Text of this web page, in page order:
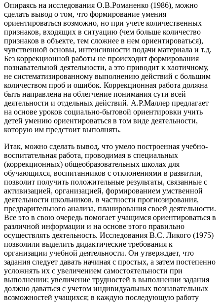
Опираясь на исследования О.В.Романенко (1986), можно
сделать вывод о том, что формирование умения
ориентироваться возможно, но при учете количественных
признаков, входящих в ситуацию (чем больше количество
признаков в объекте, тем сложнее в нем ориентироваться),
чувственной основы, интенсивности подачи материала и т.д.
Без коррекционной работы не происходит формирования
познавательной деятельности, а это приводит к хаотичному,
не систематизированному выполнению действий с большим
количеством проб и ошибок. Коррекционная работа должна
быть направлена на облегчение понимания сути всей
деятельности и отдельных действий. А.Р.Маллер предлагает
на основе уроков социально-бытовой ориентировки учить
детей умению ориентироваться в том виде деятельности,
которую им предстоит выполнять.
Итак, можно сделать вывод, что умело построенная учебно-
воспитательная работа, проводимая в специальных
(коррекционных) общеобразовательных школах для
обучающихся, воспитанников с отклонениями в развитии,
позволит получить положительные результаты, связанные с
активизацией, организацией, формированием умственной
деятельности школьников, в частности прогнозирования,
предварительного анализа, планирования своей деятельности.
Все это в свою очередь помогает учащимся ориентироваться в
различной информации и на основе этого правильно
осуществлять деятельность. Исследования В.С. Ликого (1975)
позволили выделить дидактические требования к
организации учебной деятельности. Он утверждает, что
задания следует давать начиная с простых, а затем постепенно
усложнять их с увеличением самостоятельности при
выполнении; увеличение трудностей в выполнении задания
должно даваться с учетом индивидуальных познавательных
возможностей учащихся; в каждую последующую работу